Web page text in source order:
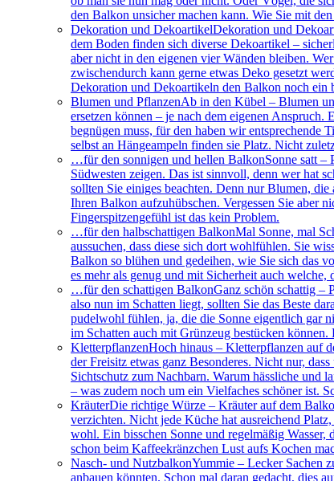
den Balkon unsicher machen kann. Wie Sie mit
Dekoration und DekoartikelDekoration und
dem Boden finden sich diverse Dekoartikel –
aber nicht in den eigenen vier Wänden bleiben.
zwischendurch kann gerne etwas Deko gesetzt
Dekoration und Dekoartikeln den Balkon noch ein
Blumen und PflanzenAb in den Kübel – Blumen
ersetzen können – je nach dem eigenen
begnügen muss, für den haben wir entsprechende
selbst an Hängeampeln finden sie Platz. Nicht
…für den sonnigen und hellen BalkonSonne satt –
Südwesten zeigen. Das ist sinnvoll, denn wer hat
sollten Sie einiges beachten. Denn nur Blumen,
Ihren Balkon aufzuhübschen. Vergessen Sie aber
Fingerspitzengefühl ist das kein Problem.
…für den halbschattigen BalkonMal Sonne, mal
aussuchen, dass diese sich dort wohlfühlen. Sie
Balkon so blühen und gedeihen, wie Sie sich das
es mehr als genug und mit Sicherheit auch
…für den schattigen BalkonGanz schön schattig –
also nun im Schatten liegt, sollten Sie das Beste
pudelwohl fühlen, ja, die die Sonne eigentlich gar
im Schatten auch mit Grünzeug bestücken
KletterpflanzenHoch hinaus – Kletterpflanzen auf
der Freisitz etwas ganz Besonderes. Nicht nur,
Sichtschutz zum Nachbarn. Warum hässliche und
– was zudem noch um ein Vielfaches schöner ist.
KräuterDie richtige Würze – Kräuter auf dem
verzichten. Nicht jede Küche hat ausreichend
wohl. Ein bisschen Sonne und regelmäßig
schon beim Kaffeekränzchen Lust aufs Kochen
Nasch- und NutzbalkonYummie – Lecker Sachen
anbauen könnten. Schon mal daran gedacht, dies